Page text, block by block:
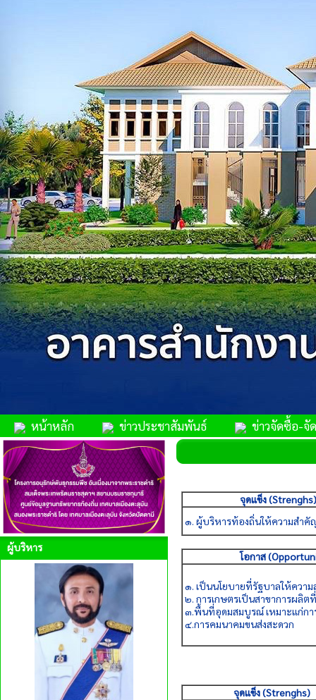
หน้าหลัก ข่าวประชาสัมพันธ์ ข่าวจัดซื้อ-จั
ผู้บริหาร
จุดแข็ง
๑. ผู้บริหารท้องถิ่นให้ความสำคั
โอกาส
๑. เป็นนโยบายที่รัฐบาลให้ควา
๒. การเกษตรเป็นสาขาการผลิ
๓.พื้นที่อุดมสมบูรณ์ เหมาะแก่กา
๔.การคมนาคมขนส่งสะดวก
จุดแข็ง (Strenghs)